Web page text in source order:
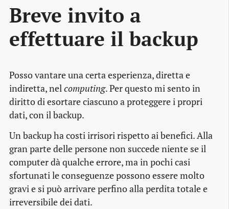
Breve invito a
effettuare il backup
Posso vantare una certa esperienza, diretta e
indiretta, nelcomputing. Per questo mi sento in
diritto di esortare ciascuno a proteggere i propri
dati, con il backup.
Un backup ha costi irrisori rispetto ai benefici. Alla
gran parte delle persone non succede niente se il
computer dà qualche errore, ma in pochi casi
sfortunati le conseguenze possono essere molto
gravi e si può arrivare perfino alla perdita totale e
irreversibile dei dati.